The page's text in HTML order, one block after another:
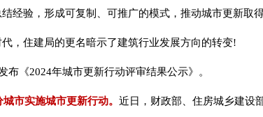
经验，形成可复制、可推广的模式，推动城市更新取得
，住建局的更名暗示了建筑行业发展方向的转变!
布《2024年城市更新行动评审结果公示》。
市实施城市更新行动。近日，财政部、住房城乡建设